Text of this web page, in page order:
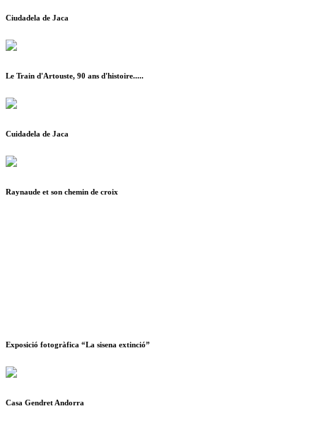
Ciudadela de Jaca
Le Train d'Artouste, 90 ans d'histoire.....
Cuidadela de Jaca
Raynaude et son chemin de croix
Exposició fotogràfica “La sisena extinció”
Casa Gendret Andorra